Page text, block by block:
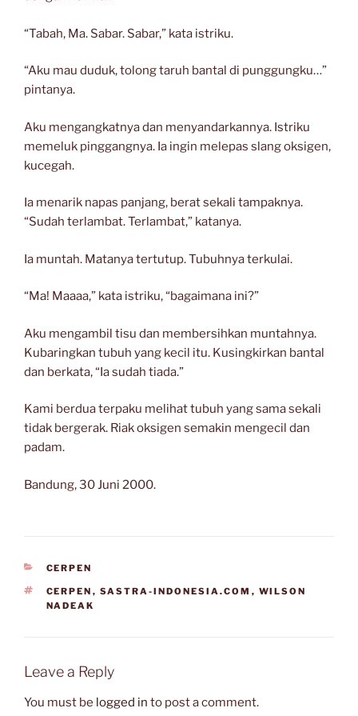
“Tabah, Ma. Sabar. Sabar,” kata istriku.
“Aku mau duduk, tolong taruh bantal di punggungku…”
pintanya.
Aku mengangkatnya dan menyandarkannya. Istriku
memeluk pinggangnya. Ia ingin melepas slang oksigen,
kucegah.
Ia menarik napas panjang, berat sekali tampaknya.
“Sudah terlambat. Terlambat,” katanya.
Ia muntah. Matanya tertutup. Tubuhnya terkulai.
“Ma! Maaaa,” kata istriku, “bagaimana ini?”
Aku mengambil tisu dan membersihkan muntahnya.
Kubaringkan tubuh yang kecil itu. Kusingkirkan bantal
dan berkata, “Ia sudah tiada.”
Kami berdua terpaku melihat tubuh yang sama sekali
tidak bergerak. Riak oksigen semakin mengecil dan
padam.
Bandung, 30 Juni 2000.
CATEGORIES
CERPEN
TAGS
CERPEN , SASTRA-INDONESIA.COM , WILSON
NADEAK
Leave a Reply
You must be logged in to post a comment.